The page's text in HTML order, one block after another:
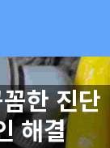
한 진단
해결